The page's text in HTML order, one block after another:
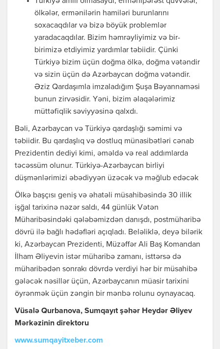
ölkələr, ermənilərin hamiləri burunlarını
soxacaqdılar və bizə böyük problemlər
yaradacaqdılar. Bizim həmrəyliyimiz və bir-
birimizə etdiyimiz yardımlar təbiidir. Çünki
Türkiyə bizim üçün doğma ölkə, doğma vətəndir
və sizin üçün də Azərbaycan doğma vətəndir.
Əziz Qardaşımla imzaladığım Şuşa Bəyannaməsi
bunun zirvəsidir. Yəni, bizim əlaqələrimiz
müttəfiqlik səviyyəsinə qalxdı.
Bəli, Azərbaycan və Türkiyə qardaşlığı səmimi və
təbiidir. Bu qardaşlıq və dostluq münasibətləri cənab
Prezidentin dediyi kimi, əməldə və real addımlarda
təcəssüm olunur. Türkiyə-Azərbaycan birliyi
düşmənlərimizi əbədiyyən üzəcək və məğlub edəcək
Ölkə başçısı geniş və əhatəli müsahibəsində 30 illik
işğal tarixinə nəzər saldı, 44 günlük Vətən
Müharibəsindəki qələbəmizdən danışdı, postmüharibə
dövrü ilə bağlı hədəfləri açıqladı. Beləliklə, deyə bilərik
ki, Azərbaycan Prezidenti, Müzəffər Ali Baş Komandan
İlham Əliyevin istər müharibə zamanı, isttərsə də
müharibədən sonrakı dövrdə verdiyi hər bir müsahibə
gələcək nəsillər üçün, Azərbaycanın müasir tarixini
öyrənmək üçün zəngin bir mənbə rolunu oynayacaq.
Vüsalə Qurbanova, Sumqayıt şəhər Heydər Əliyev
Mərkəzinin direktoru
www.sumqayitxeber.com